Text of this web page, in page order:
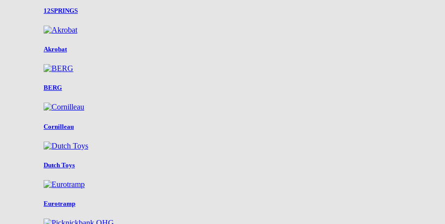
12SPRINGS
Akrobat
BERG
Cornilleau
Dutch Toys
Eurotramp